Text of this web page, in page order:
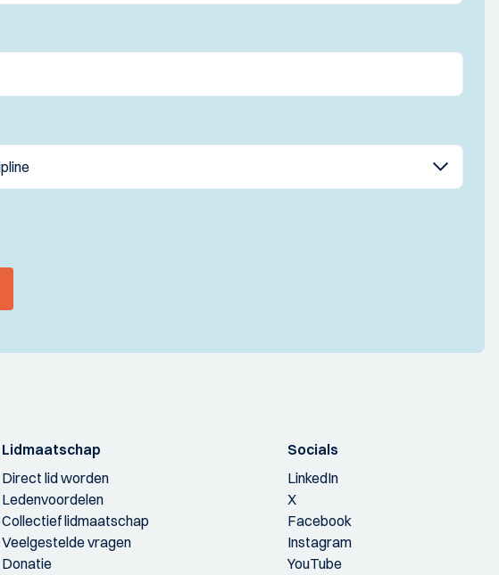
Lidmaatschap
Direct lid worden
Ledenvoordelen
Collectief lidmaatschap
Veelgestelde vragen
Donatie
Socials
LinkedIn
X
Facebook
Instagram
YouTube